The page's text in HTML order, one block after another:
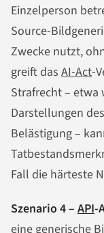
Einzelperson
Source-
Zwecke nutzt,
greift das AI-Act-
Strafrecht –
Darstellungen
Belästigung –
Fall die härteste
Szenario 4 – API-
eine generische